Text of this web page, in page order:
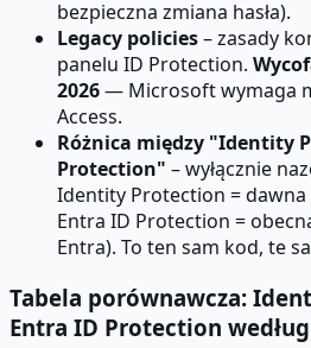
bezpieczna zmiana hasła).
Legacy policies– zasady
panelu ID Protection.
2026— Microsoft wymaga
Access.
Różnica między "Identity
Protection" – wyłącznie
Identity Protection = dawna
Entra ID Protection =
Entra). To ten sam kod, te
Tabela porównawcza:
Entra ID Protection